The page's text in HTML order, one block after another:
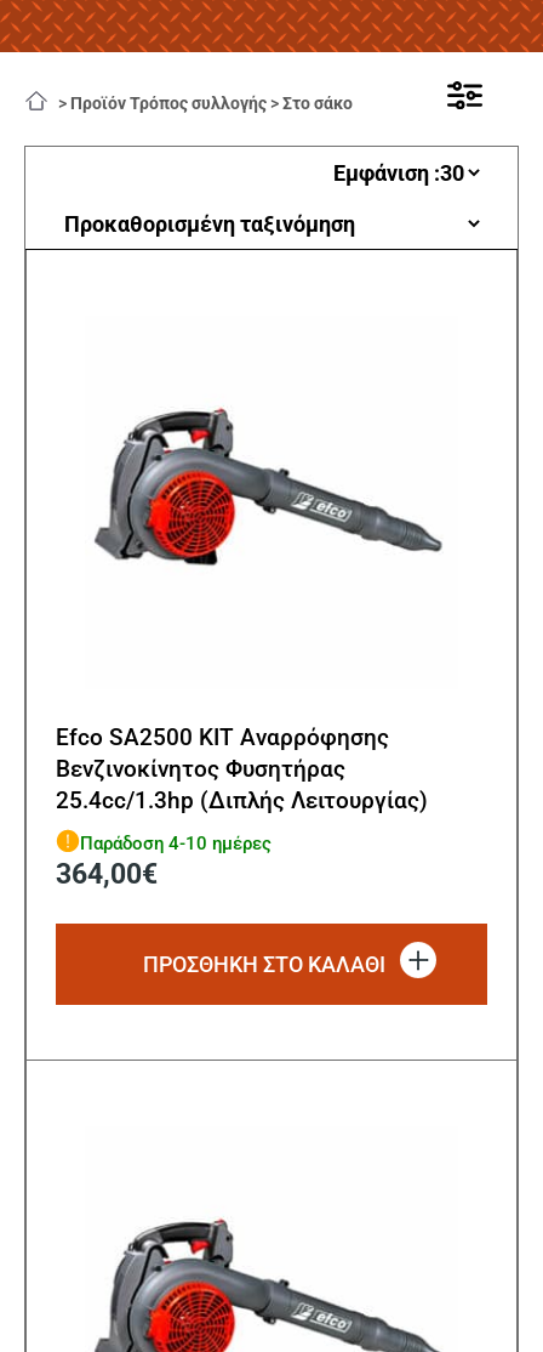
> Προϊόν Τρόπος συλλογής >Στο σάκο
Efco SA2500 KIT Αναρρόφησης
Βενζινοκίνητος Φυσητήρας
25.4cc/1.3hp (Διπλής Λειτουργίας)
Παράδοση 4-10 ημέρες
364,00€
ΠΡΟΣΘΗΚΗ ΣΤΟ ΚΑΛΑΘΙ